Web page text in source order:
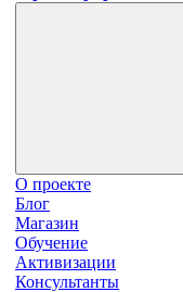
О проекте
Блог
Магазин
Обучение
Активизации
Консультанты